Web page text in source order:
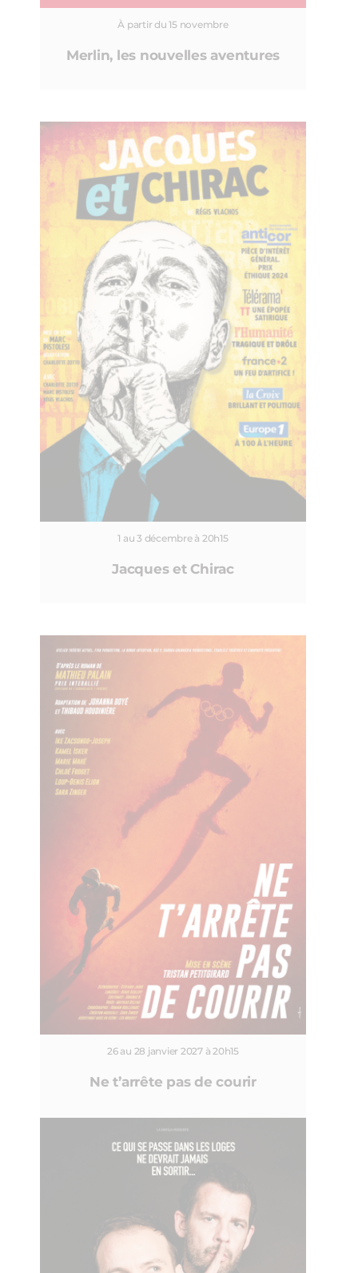
À partir du 15 novembre
Merlin, les nouvelles aventures
1 au 3 décembre à 20h15
Jacques et Chirac
26 au 28 janvier 2027 à 20h15
Ne t’arrête pas de courir